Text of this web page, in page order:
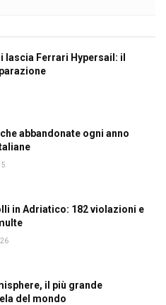
lascia Ferrari Hypersail: il
abbandonate ogni anno
in Adriatico: 182 violazioni e
il più grande
del mondo